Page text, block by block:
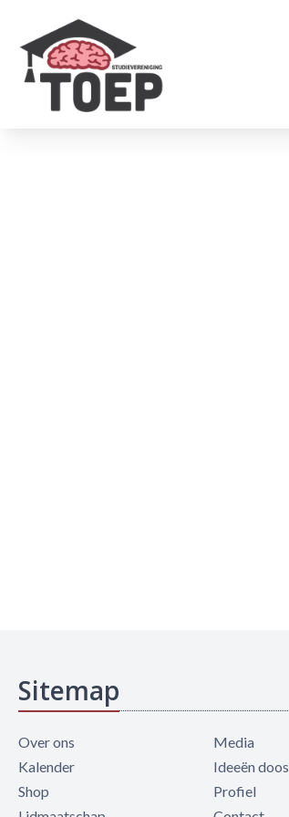
Sitemap
Over ons
Kalender
Shop
Media
Ideeën doos
Profiel